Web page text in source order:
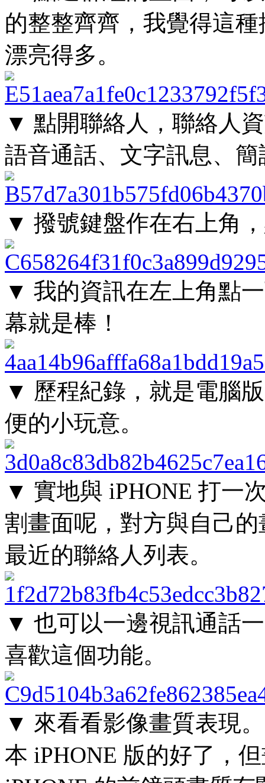
的整整齊齊，我覺得這
漂亮得多。
▼ 點開聯絡人，聯絡人
語音通話、文字訊息、簡
▼ 撥號鍵盤作在右上角
▼ 我的資訊在左上角點
幕就是棒！
▼ 歷程紀錄，就是電腦
便的小玩意。
▼ 實地與 iPHONE 打一
割畫面呢，對方與自己
最近的聯絡人列表。
▼ 也可以一邊視訊通話
喜歡這個功能。
▼ 來看看影像畫質表現
本 iPHONE 版的好了，